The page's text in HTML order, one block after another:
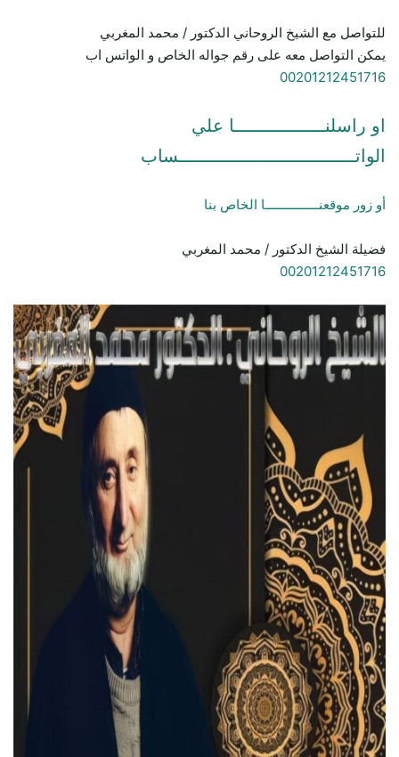
للتواصل مع الشيخ الروحاني الدكتور / محمد المغربي
يمكن التواصل معه على رقم جواله الخاص و الواتس اب
00201212451716
او راسلنـــــــــــــــــا علي
الواتـــــــــــــــــــــــــــــــــساب
أو زور موقعنـــــــــــــــا الخاص بنا
فضيلة الشيخ الدكتور / محمد المغربي
00201212451716